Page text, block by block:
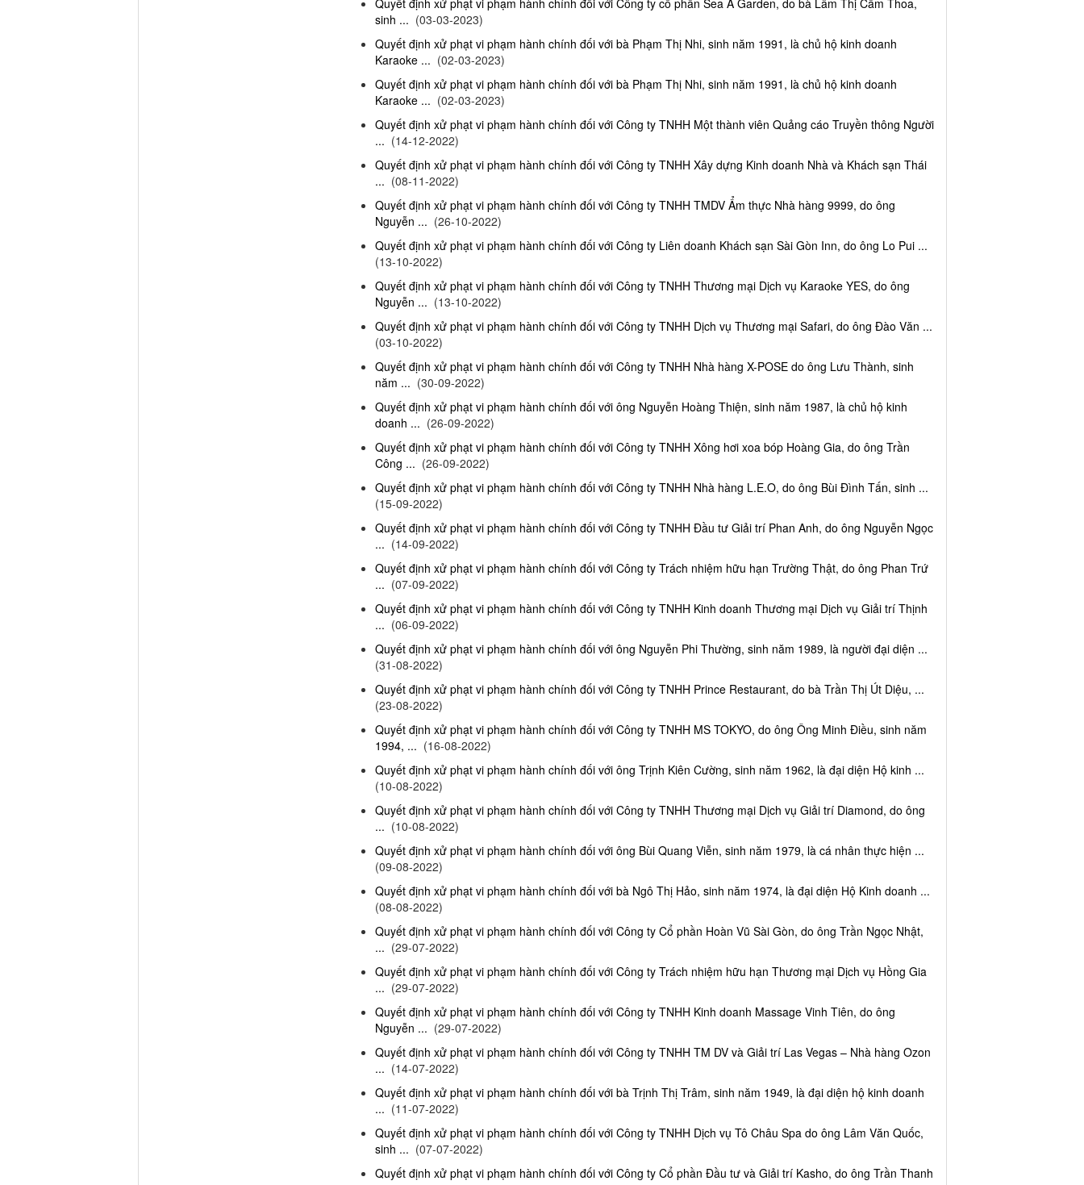
Quyết định xử phạt vi phạm hành chính đối với Công ty cổ phần Sea A Garden, do bà Lâm Thị Cẩm Thoa,
sinh ... (03-03-2023)
Quyết định xử phạt vi phạm hành chính đối với bà Phạm Thị Nhi, sinh năm 1991, là chủ hộ kinh doanh
Karaoke ... (02-03-2023)
Quyết định xử phạt vi phạm hành chính đối với bà Phạm Thị Nhi, sinh năm 1991, là chủ hộ kinh doanh
Karaoke ... (02-03-2023)
Quyết định xử phạt vi phạm hành chính đối với Công ty TNHH Một thành viên Quảng cáo Truyền thông Người
... (14-12-2022)
Quyết định xử phạt vi phạm hành chính đối với Công ty TNHH Xây dựng Kinh doanh Nhà và Khách sạn Thái
... (08-11-2022)
Quyết định xử phạt vi phạm hành chính đối với Công ty TNHH TMDV Ẩm thực Nhà hàng 9999, do ông
Nguyễn ... (26-10-2022)
Quyết định xử phạt vi phạm hành chính đối với Công ty Liên doanh Khách sạn Sài Gòn Inn, do ông Lo Pui ...
(13-10-2022)
Quyết định xử phạt vi phạm hành chính đối với Công ty TNHH Thương mại Dịch vụ Karaoke YES, do ông
Nguyễn ... (13-10-2022)
Quyết định xử phạt vi phạm hành chính đối với Công ty TNHH Dịch vụ Thương mại Safari, do ông Đào Văn ...
(03-10-2022)
Quyết định xử phạt vi phạm hành chính đối với Công ty TNHH Nhà hàng X-POSE do ông Lưu Thành, sinh
năm ... (30-09-2022)
Quyết định xử phạt vi phạm hành chính đối với ông Nguyễn Hoàng Thiện, sinh năm 1987, là chủ hộ kinh
doanh ... (26-09-2022)
Quyết định xử phạt vi phạm hành chính đối với Công ty TNHH Xông hơi xoa bóp Hoàng Gia, do ông Trần
Công ... (26-09-2022)
Quyết định xử phạt vi phạm hành chính đối với Công ty TNHH Nhà hàng L.E.O, do ông Bùi Đình Tấn, sinh ...
(15-09-2022)
Quyết định xử phạt vi phạm hành chính đối với Công ty TNHH Đầu tư Giải trí Phan Anh, do ông Nguyễn Ngọc
... (14-09-2022)
Quyết định xử phạt vi phạm hành chính đối với Công ty Trách nhiệm hữu hạn Trường Thật, do ông Phan Trứ
... (07-09-2022)
Quyết định xử phạt vi phạm hành chính đối với Công ty TNHH Kinh doanh Thương mại Dịch vụ Giải trí Thịnh
... (06-09-2022)
Quyết định xử phạt vi phạm hành chính đối với ông Nguyễn Phi Thường, sinh năm 1989, là người đại diện ...
(31-08-2022)
Quyết định xử phạt vi phạm hành chính đối với Công ty TNHH Prince Restaurant, do bà Trần Thị Út Diệu, ...
(23-08-2022)
Quyết định xử phạt vi phạm hành chính đối với Công ty TNHH MS TOKYO, do ông Ông Minh Điều, sinh năm
1994, ... (16-08-2022)
Quyết định xử phạt vi phạm hành chính đối với ông Trịnh Kiên Cường, sinh năm 1962, là đại diện Hộ kinh ...
(10-08-2022)
Quyết định xử phạt vi phạm hành chính đối với Công ty TNHH Thương mại Dịch vụ Giải trí Diamond, do ông
... (10-08-2022)
Quyết định xử phạt vi phạm hành chính đối với ông Bùi Quang Viễn, sinh năm 1979, là cá nhân thực hiện ...
(09-08-2022)
Quyết định xử phạt vi phạm hành chính đối với bà Ngô Thị Hảo, sinh năm 1974, là đại diện Hộ Kinh doanh ...
(08-08-2022)
Quyết định xử phạt vi phạm hành chính đối với Công ty Cổ phần Hoàn Vũ Sài Gòn, do ông Trần Ngọc Nhật,
... (29-07-2022)
Quyết định xử phạt vi phạm hành chính đối với Công ty Trách nhiệm hữu hạn Thương mại Dịch vụ Hồng Gia
... (29-07-2022)
Quyết định xử phạt vi phạm hành chính đối với Công ty TNHH Kinh doanh Massage Vinh Tiên, do ông
Nguyễn ... (29-07-2022)
Quyết định xử phạt vi phạm hành chính đối với Công ty TNHH TM DV và Giải trí Las Vegas – Nhà hàng Ozon
... (14-07-2022)
Quyết định xử phạt vi phạm hành chính đối với bà Trịnh Thị Trâm, sinh năm 1949, là đại diện hộ kinh doanh
... (11-07-2022)
Quyết định xử phạt vi phạm hành chính đối với Công ty TNHH Dịch vụ Tô Châu Spa do ông Lâm Văn Quốc,
sinh ... (07-07-2022)
Quyết định xử phạt vi phạm hành chính đối với Công ty Cổ phần Đầu tư và Giải trí Kasho, do ông Trần Thanh